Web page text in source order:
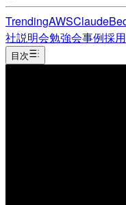
TrendingAWSClaude
社説明会勉強会事例採用
目次